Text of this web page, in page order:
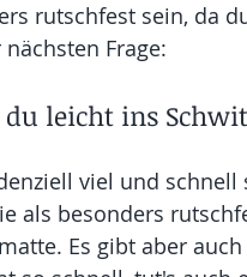
rutschfest sein, da
Frage:
leicht ins
viel und
als besonders
Es gibt aber